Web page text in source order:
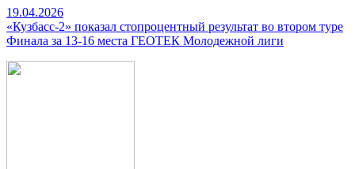
19.04.2026
«Кузбасс-2» показал стопроцентный результат во втором туре
Финала за 13-16 места ГЕОТЕК Молодежной лиги